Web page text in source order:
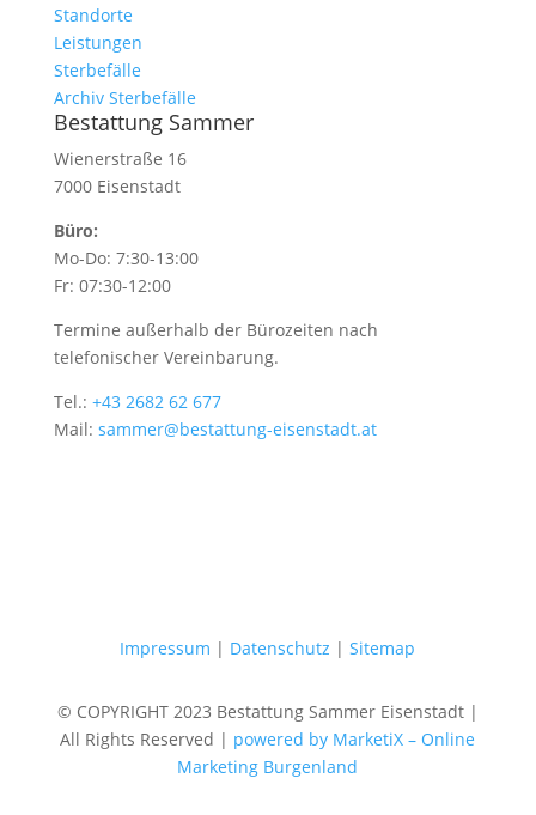
Standorte
Leistungen
Sterbefälle
Archiv Sterbefälle
Bestattung Sammer
Wienerstraße 16
7000 Eisenstadt
Büro:
Mo-Do: 7:30-13:00
Fr: 07:30-12:00
Termine außerhalb der Bürozeiten nach
telefonischer Vereinbarung.
Tel.: +43 2682 62 677
Mail: sammer@bestattung-eisenstadt.at
Impressum | Datenschutz |Sitemap
© COPYRIGHT 2023 Bestattung Sammer Eisenstadt |
All Rights Reserved | powered by MarketiX – Online
Marketing Burgenland